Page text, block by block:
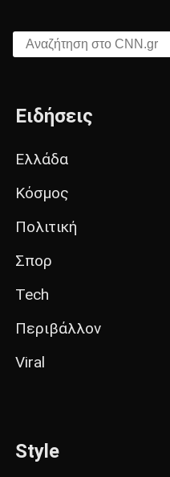
Αναζήτηση στο CNN.gr
Ειδήσεις
Ελλάδα
Κόσμος
Πολιτική
Σπορ
Tech
Περιβάλλον
Viral
Style